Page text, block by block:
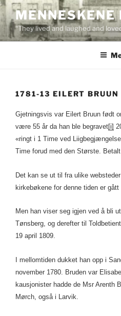
Skip
to
content
MENNESKENE
“They lived and laughed and
1781-13 EILERT BRUUN
Gjetningsvis var Eilert Bruun født
være 55 år da han ble begravet[i]
«ringt i 1 Time ved
Time forud med den Største.
Det kan se ut til fra ulike
kirkebøkene for denne tiden er gått
Men han viser seg igjen ved å bli
Tønsberg, og derefter til
19 april 1809.
I mellomtiden dukket han opp i
november 1780. Bruden var
kausjonister hadde de Msr Arenth
Mørch, også i Larvik.